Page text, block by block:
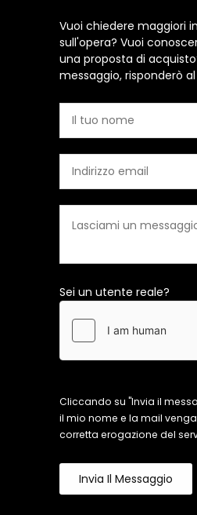
Vuoi chiedere maggiori
sull'opera? Vuoi
una proposta di
messaggio, risponderò
Sei un utente reale?
Cliccando su "Invia il
il mio nome e la mail
corretta erogazione del
Invia Il Messaggio